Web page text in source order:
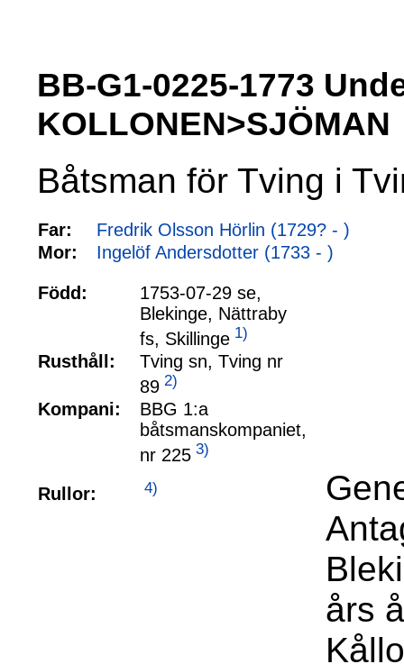
BB-G1-0225-1773
KOLLONEN>SJÖMAN
Båtsman för Tving i
Far:
Fredrik Olsson Hörlin (1729? - )
Mor:
Ingelöf Andersdotter (1733 - )
Född:
1753-07-29 se,
Blekinge, Nättraby
fs, Skillinge 1)
Rusthåll:
Tving sn, Tving nr
89 2)
Kompani:
BBG 1:a
båtsmanskompaniet,
nr 225 3)
Rullor: 4)
års